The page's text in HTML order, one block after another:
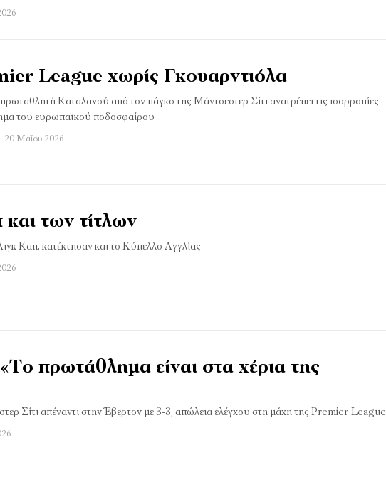
League χωρίς Γκουαρντιόλα
Καταλανού από τον πάγκο της Μάντσεστερ Σίτι ανατρέπει τις ισορροπίες
του ευρωπαϊκού ποδοσφαίρου
20 Μαΐου 2026
των τίτλων
Καπ, κατέκτησαν και το Κύπελλο Αγγλίας
πρωτάθλημα είναι στα χέρια της
Σίτι απέναντι στην Έβερτον με 3-3, απώλεια ελέγχου στη μάχη της Premier League